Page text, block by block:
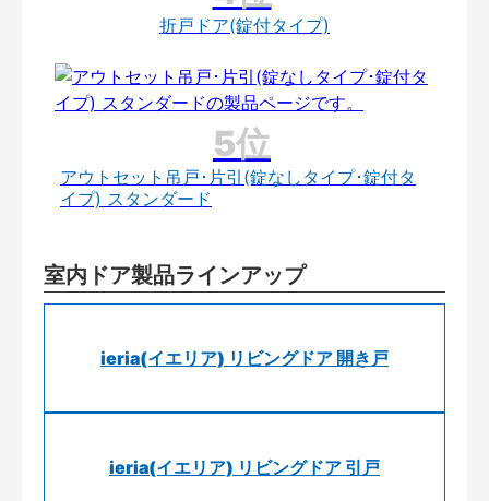
折戸ドア(錠付タイプ)
アウトセット吊戸･片引(錠なしタイプ･錠付タ
イプ) スタンダード
室内ドア製品ラインアップ
ieria(イエリア) リビングドア 開き戸
ieria(イエリア) リビングドア 引戸